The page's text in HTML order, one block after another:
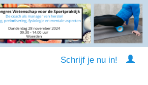
Schrijf je nu in!